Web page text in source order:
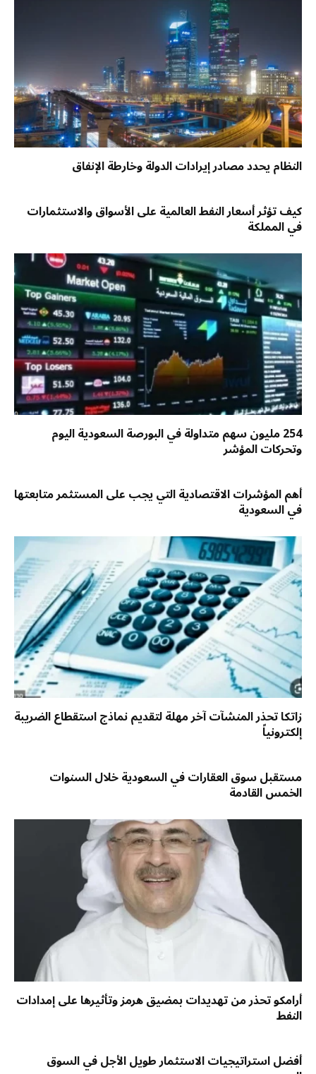
النظام يحدد مصادر إيرادات الدولة وخارطة الإنفاق
كيف تؤثر أسعار النفط العالمية على الأسواق والاستثمارات
في المملكة
254 مليون سهم متداولة في البورصة السعودية اليوم
وتحركات المؤشر
أهم المؤشرات الاقتصادية التي يجب على المستثمر متابعتها
في السعودية
زاتكا تحذر المنشآت آخر مهلة لتقديم نماذج استقطاع الضريبة
إلكترونياً
مستقبل سوق العقارات في السعودية خلال السنوات
الخمس القادمة
أرامكو تحذر من تهديدات بمضيق هرمز وتأثيرها على إمدادات
النفط
أفضل استراتيجيات الاستثمار طويل الأجل في السوق